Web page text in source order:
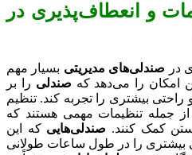
و انعطاف‌پذیری در
در صندلی‌های مدیریتی بسیار مهم
امکان را می‌دهد که صندلی را بر
بیشتری را تجربه کند. تنظیم
از جمله تنظیمات مهمی هستند که
کمک کنند. صندلی‌هایی که این
بیشتری را در طول ساعات طولانی